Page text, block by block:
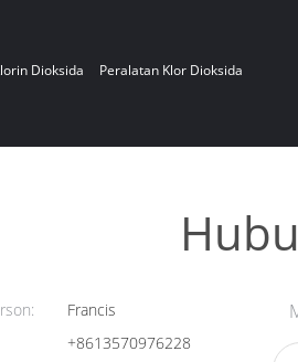
Dioksida Peralatan Klor Dioksida
Francis
+8613570976228